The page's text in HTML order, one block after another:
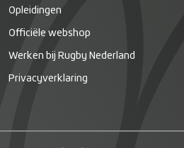
Opleidingen
Officiële webshop
Werken bij Rugby Nederland
Privacyverklaring